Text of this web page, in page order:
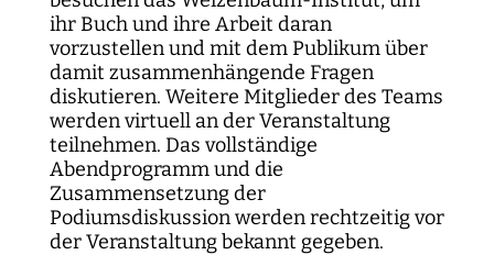
ihr Buch und ihre Arbeit daran
vorzustellen und mit dem Publikum über
damit zusammenhängende Fragen
diskutieren. Weitere Mitglieder des Teams
werden virtuell an der Veranstaltung
teilnehmen. Das vollständige
Abendprogramm und die
Zusammensetzung der
Podiumsdiskussion werden rechtzeitig vor
der Veranstaltung bekannt gegeben.